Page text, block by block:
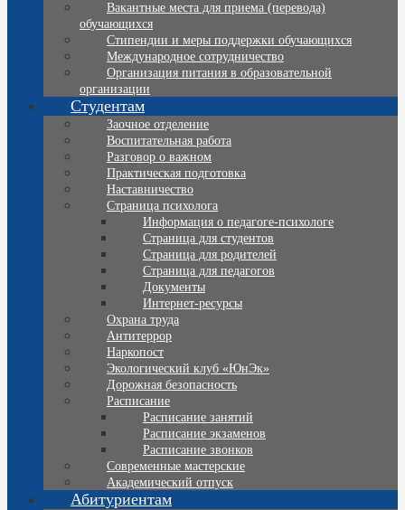
Вакантные места для приема (перевода)
обучающихся
Стипендии и меры поддержки обучающихся
Международное сотрудничество
Организация питания в образовательной
организации
Студентам
Заочное отделение
Воспитательная работа
Разговор о важном
Практическая подготовка
Наставничество
Страница психолога
Информация о педагоге-психологе
Страница для студентов
Страница для родителей
Страница для педагогов
Документы
Интернет-ресурсы
Охрана труда
Антитеррор
Наркопост
Экологический клуб «ЮнЭк»
Дорожная безопасность
Расписание
Расписание занятий
Расписание экзаменов
Расписание звонков
Современные мастерские
Академический отпуск
Абитуриентам